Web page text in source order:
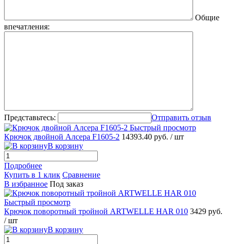
Общие
впечатления:
Представьтесь:
Отправить отзыв
Быстрый просмотр
Крючок двойной Алсера F1605-2 14393.40 руб. / шт
В корзину
Подробнее
Купить в 1 клик Сравнение
В избранное Под заказ
Быстрый просмотр
Крючок поворотный тройной ARTWELLE HAR 010 3429 руб.
/ шт
В корзину